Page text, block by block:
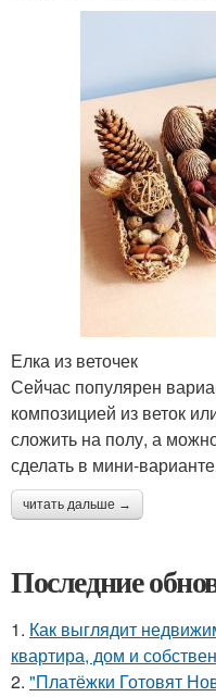
Елка из веточек
Сейчас популярен
композицией из веток
сложить на полу, а
сделать в мини-
читать дальше →
Последние
1. Как выглядит
квартира, дом и
2. "Платёжки Готовят